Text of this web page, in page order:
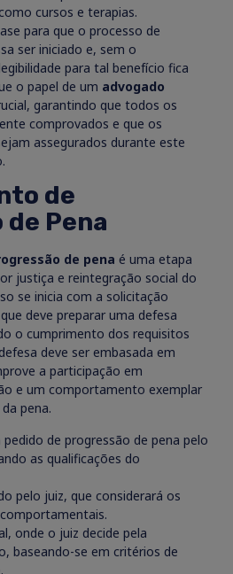
cursos e terapias.
para que o processo de
ser iniciado e, sem o
para tal benefício fica
o papel de um advogado
garantindo que todos os
comprovados e que os
assegurados durante este
de
Pena
de pena é uma etapa
justiça e reintegração social do
se inicia com a solicitação
deve preparar uma defesa
o cumprimento dos requisitos
deve ser embasada em
a participação em
e um comportamento exemplar
pena.
de progressão de pena pelo
as qualificações do
pelo juiz, que considerará os
onde o juiz decide pela
baseando-se em critérios de